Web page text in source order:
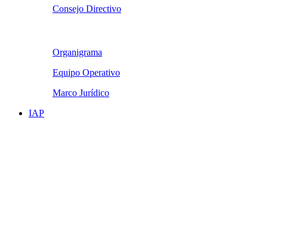
Consejo Directivo
Organigrama
Equipo Operativo
Marco Jurídico
IAP